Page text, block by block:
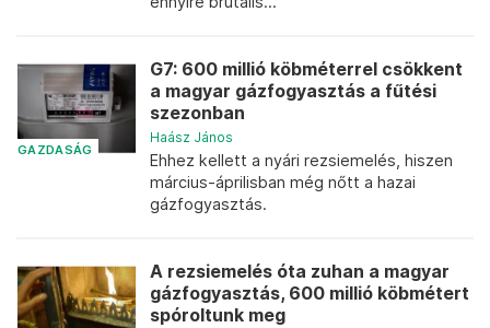
GAZDASÁG
G7: 600 millió köbméterrel csökkent
a magyar gázfogyasztás a fűtési
szezonban
Haász János
Ehhez kellett a nyári rezsiemelés, hiszen
március-áprilisban még nőtt a hazai
gázfogyasztás.
A rezsiemelés óta zuhan a magyar
gázfogyasztás, 600 millió köbmétert
spóroltunk meg